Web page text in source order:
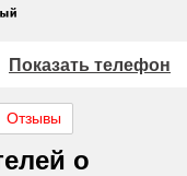
Показать телефон
Отзывы
о